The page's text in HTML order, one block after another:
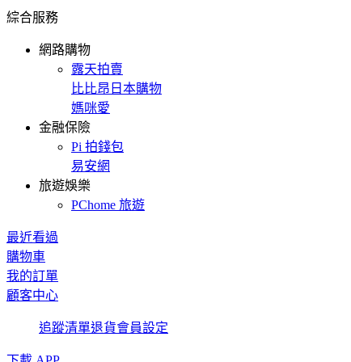
綜合服務
網路購物
露天拍賣
比比昂日本購物
媽咪愛
金融保險
Pi 拍錢包
易安網
旅遊娛樂
PChome 旅遊
最近看過
購物車
我的訂單
顧客中心
追蹤清單退貨會員設定